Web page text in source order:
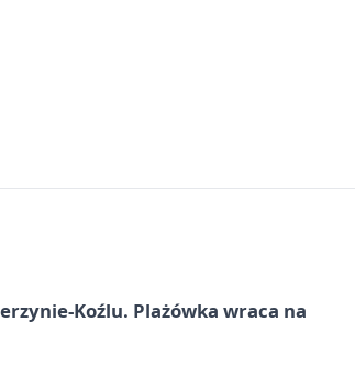
Koźlu. Plażówka wraca na